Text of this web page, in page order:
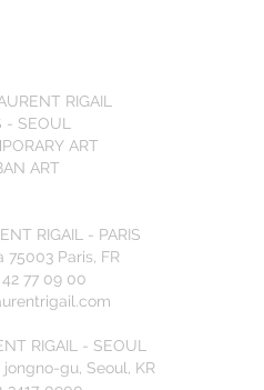
RIGAIL
- SEOUL
ART
ART
RIGAIL - PARIS
75003 Paris, FR
42 77 09 00
RIGAIL - SEOUL
gu, Seoul, KR